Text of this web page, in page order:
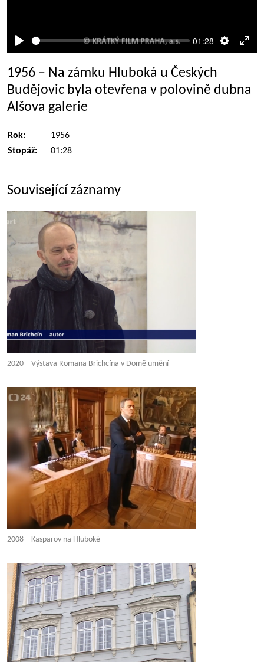
Přehrát
01:28
1956 – Na zámku Hluboká u Českých
Budějovic byla otevřena v polovině dubna
Alšova galerie
Rok:
1956
Stopáž:
01:28
Související záznamy
2020 – Výstava Romana Brichcína v Domě umění
2008 – Kasparov na Hluboké